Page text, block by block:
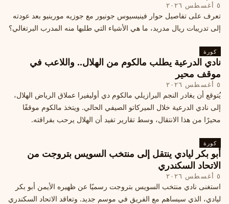
٥ أغسطس ٢٠٢٦
تعرف على تفاصيل حوار فينيسيوس جونيور مع جوزيه مورينيو بعد عودته
إلى تدريبات ريال مدريد، ما هي الأشياء التي طلبها منه المدرب البرتغالي؟
كورة
نادي الدرعية يطلب مالكوم من الهلال.. واللاعب في
موقف محير
٥ أغسطس ٢٠٢٦
يُتوقع أن يغادر النجم البرازيلي مالكوم دي أوليفيرا عملاق الرياض الهلال،
إلى نادي الدرعية خلال الميركاتو الصيفي الحالي. ويتخذ مالكوم موقفًا
محيرًا من هذا الانتقال، وسط تقارير تفيد أن الهلال يرحب بفراقته.
كورة
أبو بكر ليادي ينتقل إلى منتخب السويس بتروجت من
الاتحاد السكندري
٥ أغسطس ٢٠٢٦
استغنى نادي منتخب السويس بتروجت رسميًا عن ظهيره الأيمن أبو بكر
ليادي، الذي سيساهم مع الفريق في موسم جديد. وتعاقد الاتحاد السكندري